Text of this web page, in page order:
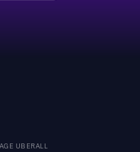
UBERALL